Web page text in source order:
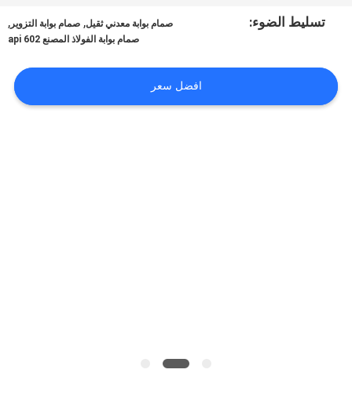
أخبار
اطلب
اقتباس
تسليط الضوء: صمام بوابة معدني ثقيل, صمام بوابة التزوير ,
صمام بوابة الفولاذ المصنع api 602
افضل سعر